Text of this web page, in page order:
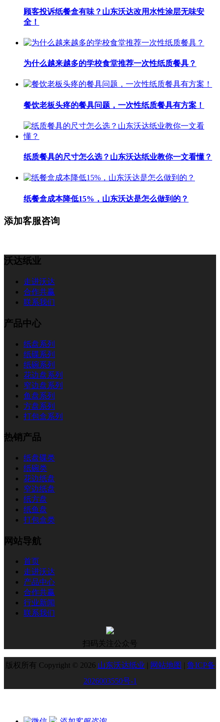
顾客投诉纸餐盒有味？山东沃达改用水性涂层无味安
全！
为什么越来越多的学校食堂推荐一次性纸质餐具？
餐饮老板头疼的餐具问题，一次性纸质餐具有方案！
纸质餐具的尺寸怎么选？山东沃达纸业教你一文看懂？
纸餐盒成本降低15%，山东沃达是怎么做到的？
添加客服咨询
沃达纸业
走进沃达
合作共赢
联系我们
产品中心
纸盘系列
纸碟系列
纸碗系列
花边盘系列
窄边盘系列
鱼盘系列
方盘系列
打包盒系列
热销产品
纸盘碟类
纸碗类
花边纸盘
窄边纸盘
纸方盘
纸鱼盘
打包盒类
网站导航
首页
走进沃达
产品中心
合作共赢
行业新闻
联系我们
扫码关注公众号
版权所有 Copyright © 2026 山东沃达纸业 | 网站地图 | 鲁ICP备
2026003550号-1